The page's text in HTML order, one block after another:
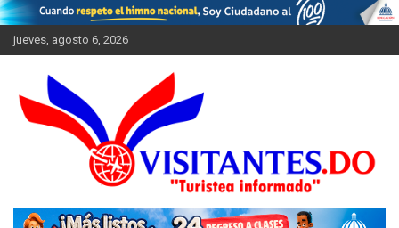
Saltar
al
contenido
jueves, agosto 6, 2026
Visitantes